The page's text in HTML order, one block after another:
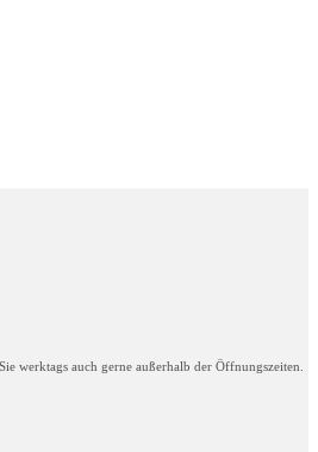
werktags auch gerne außerhalb der Öffnungszeiten.